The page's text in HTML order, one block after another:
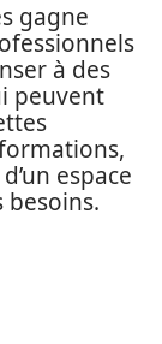
gagne
à des
peuvent
espace